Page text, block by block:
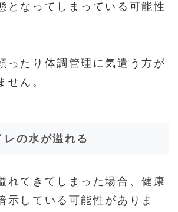
となってしまっている可能性
ったり体調管理に気遣う方が
せん。
の水が溢れる
れてきてしまった場合、健康
示している可能性がありま